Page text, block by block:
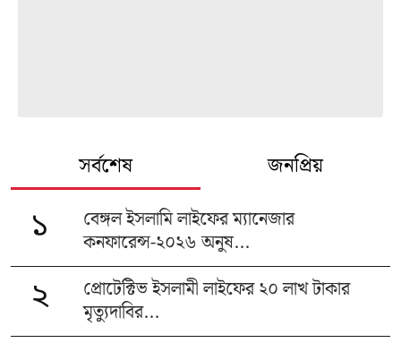
সর্বশেষ জনপ্রিয়
১
বেঙ্গল ইসলামি লাইফের ম্যানেজার
কনফারেন্স-২০২৬ অনুষ...
২
প্রোটেক্টিভ ইসলামী লাইফের ২০ লাখ টাকার
মৃত্যুদাবির...